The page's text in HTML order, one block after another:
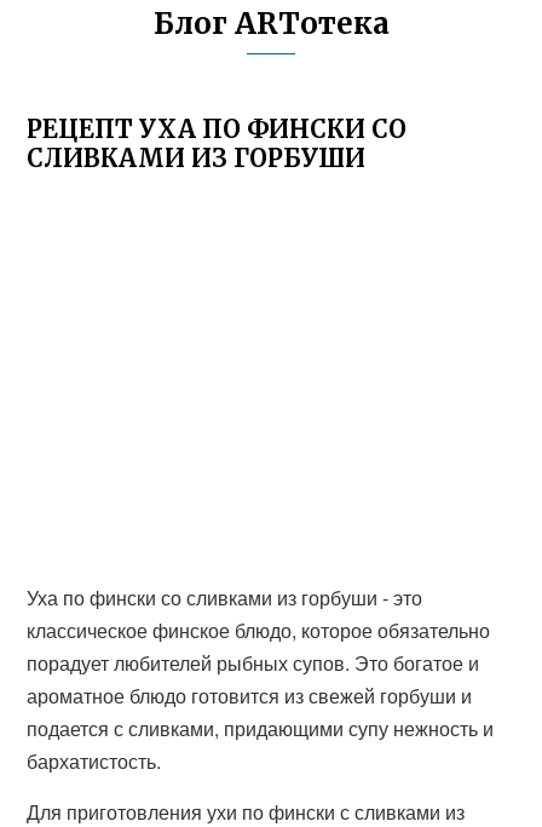
Блог ARTотека
РЕЦЕПТ УХА ПО ФИНСКИ СО
СЛИВКАМИ ИЗ ГОРБУШИ
Уха по фински со сливками из горбуши - это
классическое финское блюдо, которое обязательно
порадует любителей рыбных супов. Это богатое и
ароматное блюдо готовится из свежей горбуши и
подается с сливками, придающими супу нежность и
бархатистость.
Для приготовления ухи по фински с сливками из